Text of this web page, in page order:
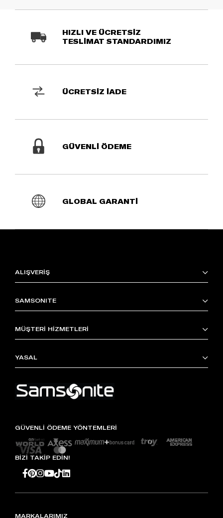
HIZLI VE ÜCRETSİZ
TESLİMAT STANDARDIMIZ
ÜCRETSİZ İADE
GÜVENLİ ÖDEME
GLOBAL GARANTİ
ALIŞVERİŞ
SAMSONITE
MÜŞTERİ HİZMETLERİ
YASAL
GÜVENLİ ÖDEME YÖNTEMLERİ
BİZİ TAKİP EDİN!
MARKALARIMIZ